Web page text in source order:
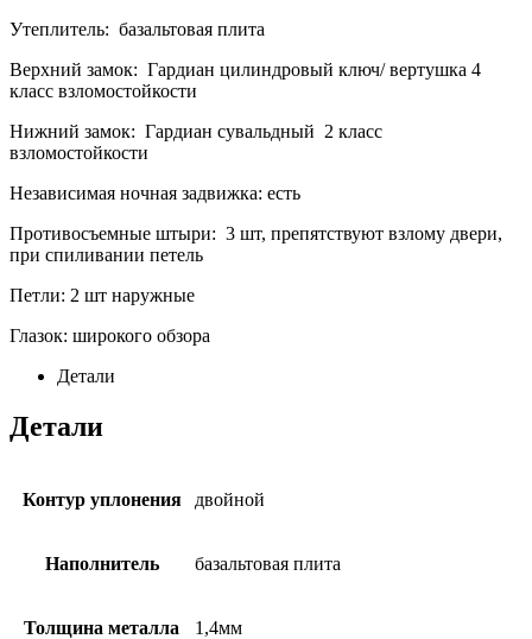
Утеплитель: базальтовая плита
Верхний замок: Гардиан цилиндровый ключ/ вертушка 4
класс взломостойкости
Нижний замок: Гардиан сувальдный 2 класс
взломостойкости
Независимая ночная задвижка: есть
Противосъемные штыри: 3 шт, препятствуют взлому двери,
при спиливании петель
Петли: 2 шт наружные
Глазок: широкого обзора
Детали
Детали
Контур уплонения двойной
Наполнитель базальтовая плита
Толщина металла 1,4мм